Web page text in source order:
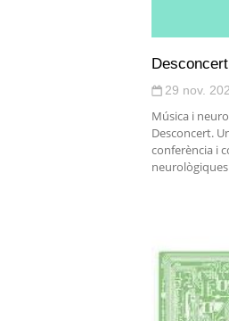
Desconcert
29 nov.
Música i
Desconcert.
conferència i